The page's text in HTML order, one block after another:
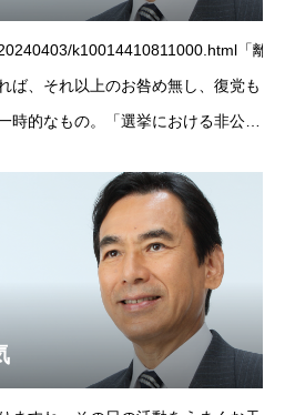
k10014410811000.html「離
ば、それ以上のお咎め無し、復党も
時的なもの。「選挙における非公